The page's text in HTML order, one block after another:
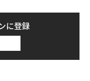
に登録